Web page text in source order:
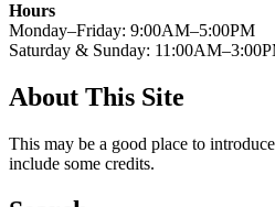
Hours
Monday–Friday: 9:00AM–5:00PM
Saturday & Sunday:
About This Site
This may be a good place to
include some credits.